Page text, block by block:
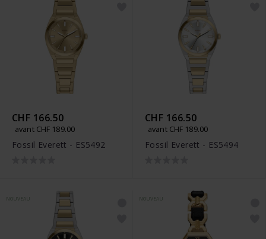
CHF 166.50
avant CHF 189.00
Fossil Everett - ES5492
CHF 166.50
avant CHF 189.00
Fossil Everett - ES5494
NOUVEAU NOUVEAU